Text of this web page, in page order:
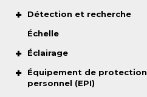
Détection et recherche
Échelle
Éclairage
Équipement de protection
personnel (EPI)